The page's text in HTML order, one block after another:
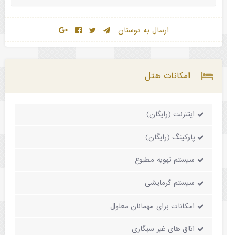
ارسال به دوستان
امکانات هتل
اینترنت (رایگان)
پارکینگ (رایگان)
سیستم تهویه مطبوع
سیستم گرمایشی
امکانات برای مهمانان معلول
اتاق های غیر سیگاری